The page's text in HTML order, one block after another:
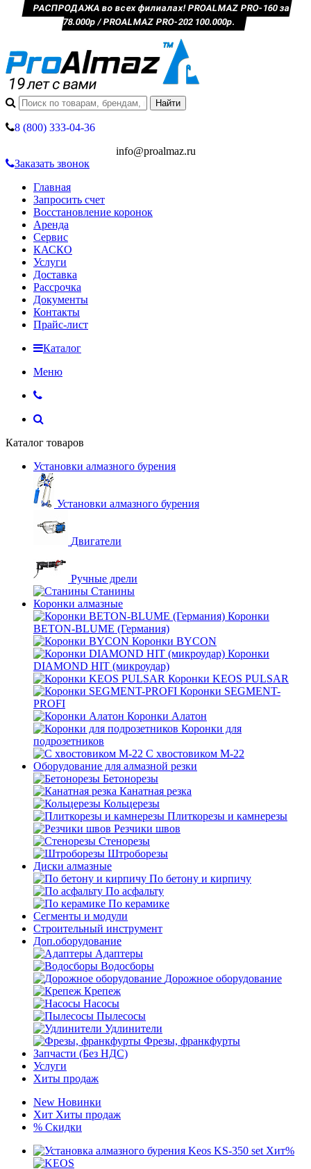
РАСПРОДАЖА во всех филиалах! PROALMAZ PRO-160 за
78.000р / PROALMAZ PRO-202 100.000р.
8 (800) 333-04-36
info@proalmaz.ru
Заказать звонок
Главная
Запросить счет
Восстановление коронок
Аренда
Сервис
КАСКО
Услуги
Доставка
Рассрочка
Документы
Контакты
Прайс-лист
Каталог
Меню
Каталог товаров
Установки алмазного бурения
Установки алмазного бурения
Двигатели
Ручные дрели
Станины
Коронки алмазные
Коронки
BETON-BLUME (Германия)
Коронки BYCON
Коронки
DIAMOND HIT (микроудар)
Коронки KEOS PULSAR
Коронки SEGMENT-
PROFI
Коронки Алатон
Коронки для
подрозетников
С хвостовиком М-22
Оборудование для алмазной резки
Бетонорезы
Канатная резка
Кольцерезы
Плиткорезы и камнерезы
Резчики швов
Стенорезы
Штроборезы
Диски алмазные
По бетону и кирпичу
По асфальту
По керамике
Сегменты и модули
Строительный инструмент
Доп.оборудование
Адаптеры
Водосборы
Дорожное оборудование
Крепеж
Насосы
Пылесосы
Удлинители
Фрезы, франкфурты
Запчасти (Без НДС)
Услуги
Хиты продаж
New Новинки
Хит Хиты продаж
% Скидки
Хит%